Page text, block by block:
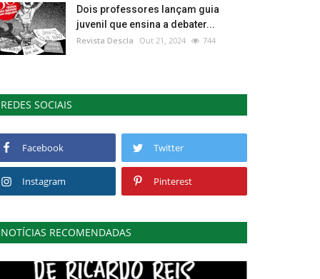
Dois professores lançam guia
juvenil que ensina a debater...
Revista Descla Out 21, 2024 744
REDES SOCIAIS
Facebook Twitter
Instagram Pinterest
NOTÍCIAS RECOMENDADAS